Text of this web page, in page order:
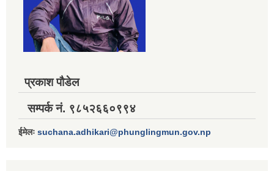
प्रकाश पौडेल
सम्पर्क नं. ९८५२६६०९९४
ईमेलः suchana.adhikari@phunglingmun.gov.np